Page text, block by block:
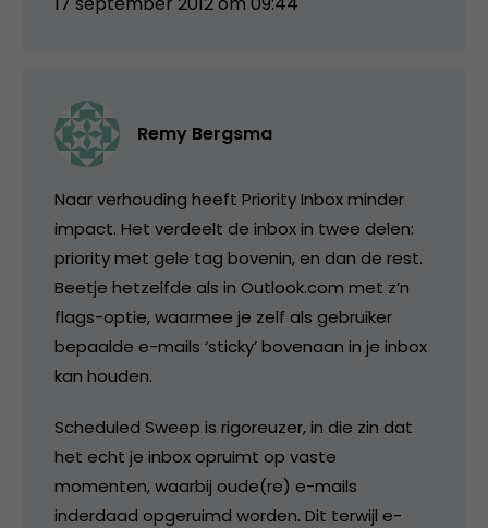
Remy Bergsma
Naar verhouding heeft Priority Inbox minder
impact. Het verdeelt de inbox in twee delen:
priority met gele tag bovenin, en dan de rest.
Beetje hetzelfde als in Outlook.com met z’n
flags-optie, waarmee je zelf als gebruiker
bepaalde e-mails ‘sticky’ bovenaan in je inbox
kan houden.
Scheduled Sweep is rigoreuzer, in die zin dat
het echt je inbox opruimt op vaste
momenten, waarbij oude(re) e-mails
inderdaad opgeruimd worden. Dit terwijl e-